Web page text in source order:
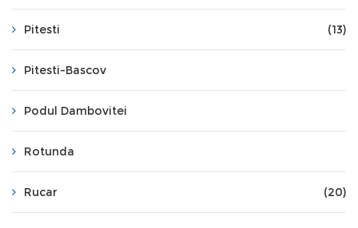
Pitesti (13)
Pitesti-Bascov
Podul Dambovitei
Rotunda
Rucar (20)